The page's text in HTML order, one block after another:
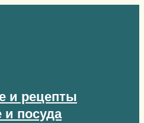
и рецепты
посуда